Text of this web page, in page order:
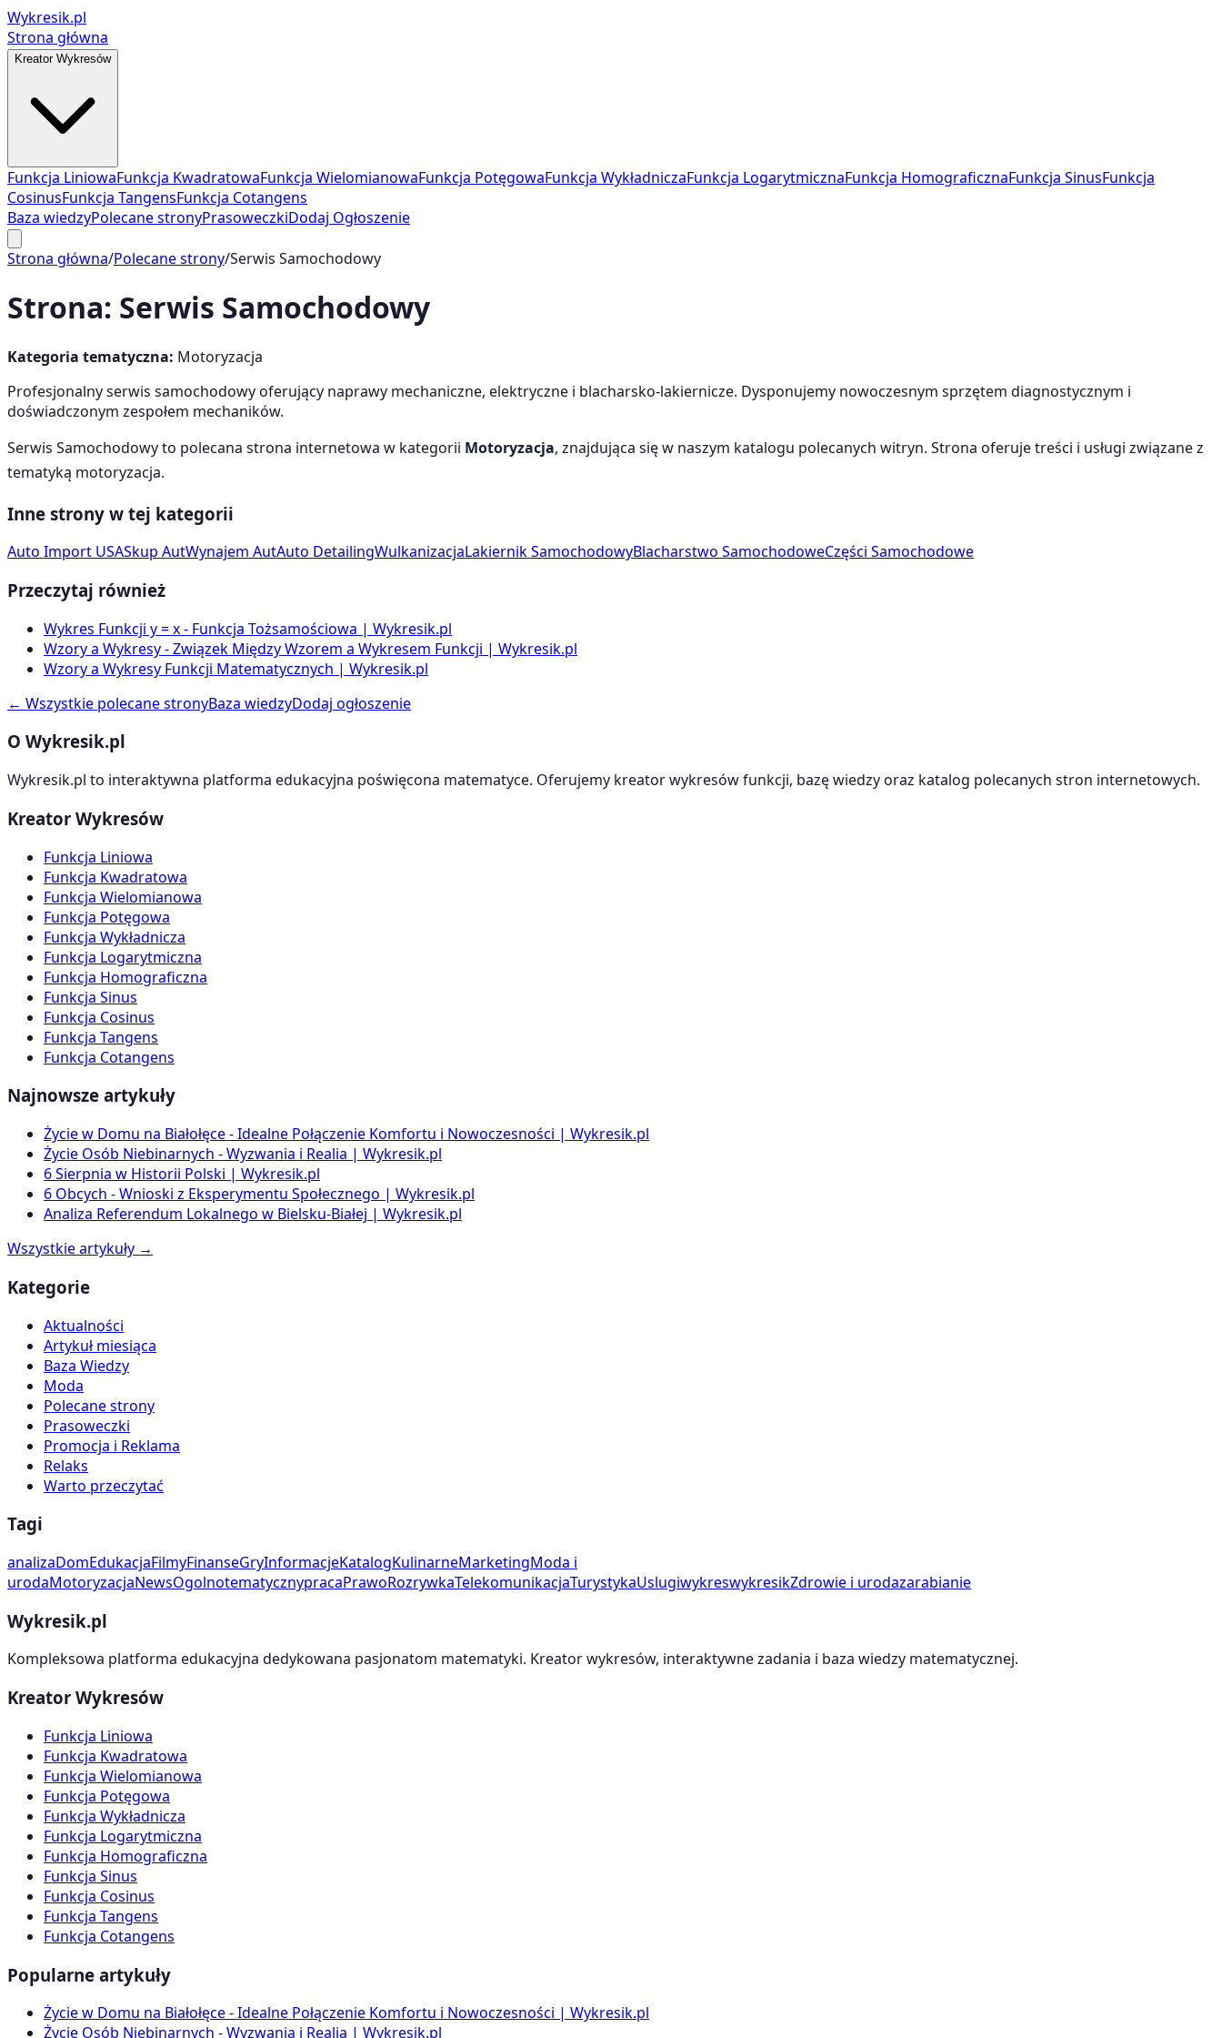
Wykresik.pl
Strona główna
Kreator Wykresów
Funkcja LiniowaFunkcja KwadratowaFunkcja WielomianowaFunkcja PotęgowaFunkcja WykładniczaFunkcja LogarytmicznaFunkcja HomograficznaFunkcja SinusFunkcja
CosinusFunkcja TangensFunkcja Cotangens
Baza wiedzyPolecane stronyPrasoweczkiDodaj Ogłoszenie
Strona główna/Polecane strony/Serwis Samochodowy
Strona: Serwis Samochodowy
Kategoria tematyczna: Motoryzacja
Profesjonalny serwis samochodowy oferujący naprawy mechaniczne, elektryczne i blacharsko-lakiernicze. Dysponujemy nowoczesnym sprzętem diagnostycznym i
doświadczonym zespołem mechaników.
Serwis Samochodowyto polecana strona internetowa w kategorii Motoryzacja, znajdująca się w naszym katalogu polecanych witryn. Strona oferuje treści i usługi związane z
tematyką motoryzacja.
Inne strony w tej kategorii
Auto Import USASkup AutWynajem AutAuto DetailingWulkanizacjaLakiernik SamochodowyBlacharstwo SamochodoweCzęści Samochodowe
Przeczytaj również
Wykres Funkcji y = x - Funkcja Tożsamościowa | Wykresik.pl
Wzory a Wykresy - Związek Między Wzorem a Wykresem Funkcji | Wykresik.pl
Wzory a Wykresy Funkcji Matematycznych | Wykresik.pl
← Wszystkie polecane stronyBaza wiedzyDodaj ogłoszenie
O Wykresik.pl
Wykresik.pl to interaktywna platforma edukacyjna poświęcona matematyce. Oferujemy kreator wykresów funkcji, bazę wiedzy oraz katalog polecanych stron internetowych.
Kreator Wykresów
Funkcja Liniowa
Funkcja Kwadratowa
Funkcja Wielomianowa
Funkcja Potęgowa
Funkcja Wykładnicza
Funkcja Logarytmiczna
Funkcja Homograficzna
Funkcja Sinus
Funkcja Cosinus
Funkcja Tangens
Funkcja Cotangens
Najnowsze artykuły
Życie w Domu na Białołęce - Idealne Połączenie Komfortu i Nowoczesności | Wykresik.pl
Życie Osób Niebinarnych - Wyzwania i Realia | Wykresik.pl
6 Sierpnia w Historii Polski | Wykresik.pl
6 Obcych - Wnioski z Eksperymentu Społecznego | Wykresik.pl
Analiza Referendum Lokalnego w Bielsku-Białej | Wykresik.pl
Wszystkie artykuły →
Kategorie
Aktualności
Artykuł miesiąca
Baza Wiedzy
Moda
Polecane strony
Prasoweczki
Promocja i Reklama
Relaks
Warto przeczytać
Tagi
analizaDomEdukacjaFilmyFinanseGryInformacjeKatalogKulinarneMarketingModa i
urodaMotoryzacjaNewsOgolnotematycznypracaPrawoRozrywkaTelekomunikacjaTurystykaUslugiwykreswykresikZdrowie i urodazarabianie
Wykresik.pl
Kompleksowa platforma edukacyjna dedykowana pasjonatom matematyki. Kreator wykresów, interaktywne zadania i baza wiedzy matematycznej.
Kreator Wykresów
Funkcja Liniowa
Funkcja Kwadratowa
Funkcja Wielomianowa
Funkcja Potęgowa
Funkcja Wykładnicza
Funkcja Logarytmiczna
Funkcja Homograficzna
Funkcja Sinus
Funkcja Cosinus
Funkcja Tangens
Funkcja Cotangens
Popularne artykuły
Życie w Domu na Białołęce - Idealne Połączenie Komfortu i Nowoczesności | Wykresik.pl
Życie Osób Niebinarnych - Wyzwania i Realia | Wykresik.pl